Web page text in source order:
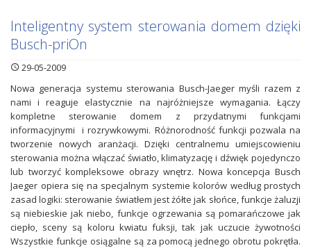
Inteligentny system sterowania domem dzięki
Busch-priOn
29-05-2009
Nowa generacja systemu sterowania Busch-Jaeger myśli razem z
nami i reaguje elastycznie na najróżniejsze wymagania. Łączy
kompletne sterowanie domem z przydatnymi funkcjami
informacyjnymi i rozrywkowymi. Różnorodność funkcji pozwala na
tworzenie nowych aranżacji. Dzięki centralnemu umiejscowieniu
sterowania można włączać światło, klimatyzację i dźwięk pojedynczo
lub tworzyć kompleksowe obrazy wnętrz. Nowa koncepcja Busch
Jaeger opiera się na specjalnym systemie kolorów według prostych
zasad logiki: sterowanie światłem jest żółte jak słońce, funkcje żaluzji
są niebieskie jak niebo, funkcje ogrzewania są pomarańczowe jak
ciepło, sceny są koloru kwiatu fuksji, tak jak uczucie żywotności
Wszystkie funkcje osiągalne są za pomocą jednego obrotu pokrętła.